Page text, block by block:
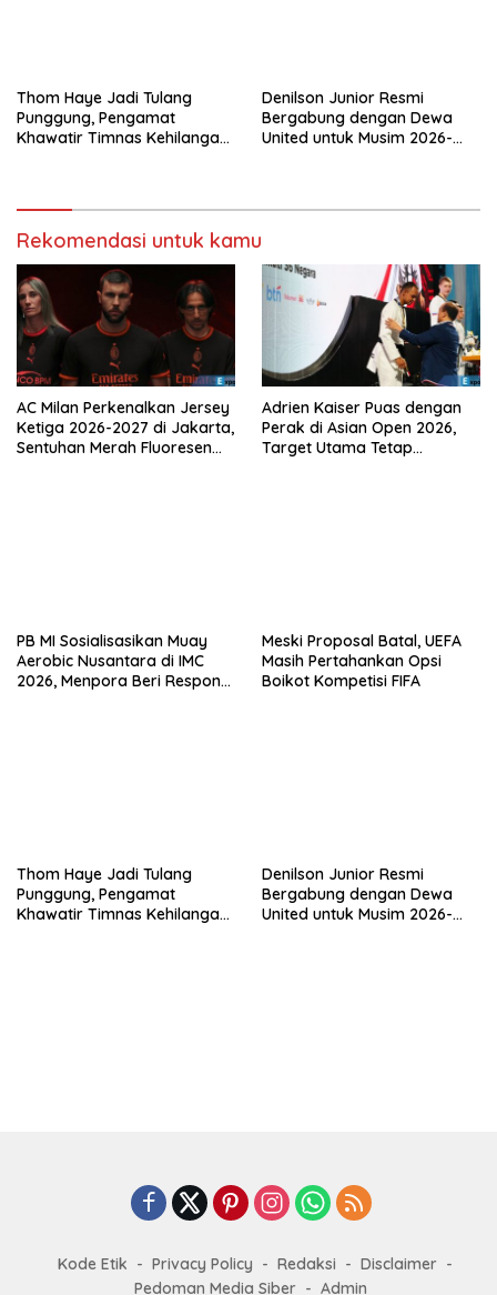
Thom Haye Jadi Tulang
Punggung, Pengamat
Khawatir Timnas Kehilangan
Denilson Junior Resmi
Bergabung dengan Dewa
United untuk Musim 2026-
Rekomendasi untuk kamu
AC Milan Perkenalkan Jersey
Ketiga 2026-2027 di Jakarta,
Sentuhan Merah Fluoresen
Adrien Kaiser Puas dengan
Perak di Asian Open 2026,
Target Utama Tetap
PB MI Sosialisasikan Muay
Aerobic Nusantara di IMC
2026, Menpora Beri Respons
Meski Proposal Batal, UEFA
Masih Pertahankan Opsi
Boikot Kompetisi FIFA
Thom Haye Jadi Tulang
Punggung, Pengamat
Khawatir Timnas Kehilangan
Denilson Junior Resmi
Bergabung dengan Dewa
United untuk Musim 2026-
Kode Etik Privacy Policy Redaksi
Disclaimer
Pedoman Media Siber
Admin